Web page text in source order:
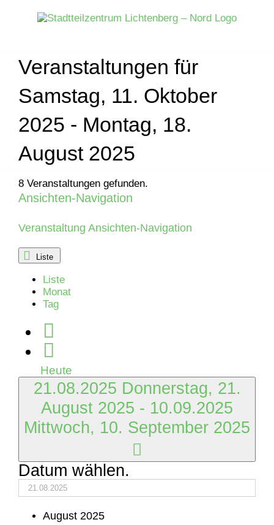
Veranstaltungen für
Samstag, 11. Oktober
2025 - Montag, 18.
August 2025
8 Veranstaltungen gefunden.
Veranstaltungen
Ansichten-Navigation
Veranstaltung Ansichten-Navigation
Liste
Liste
Monat
Tag
Heute
21.08.2025 Donnerstag, 21.
August 2025 - 10.09.2025
Mittwoch, 10. September 2025
Datum wählen.
August 2025